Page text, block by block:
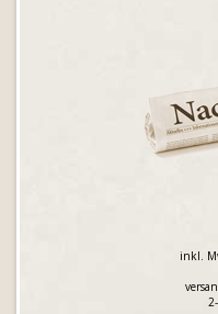
inkl.